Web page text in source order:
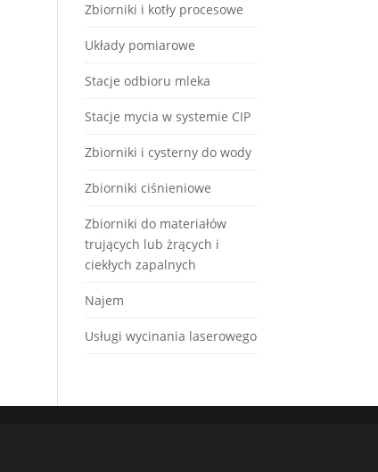
Zbiorniki i kotły procesowe
Układy pomiarowe
Stacje odbioru mleka
Stacje mycia w systemie CIP
Zbiorniki i cysterny do wody
Zbiorniki ciśnieniowe
Zbiorniki do materiałów
trujących lub żrących i
ciekłych zapalnych
Najem
Usługi wycinania laserowego